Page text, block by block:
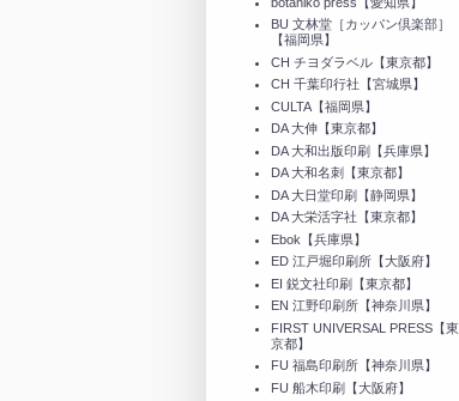
BU 文林堂［カッパン倶楽部］
【福岡県】
CH チヨダラベル【東京都】
CH 千葉印行社【宮城県】
CULTA【福岡県】
DA 大伸【東京都】
DA 大和出版印刷【兵庫県】
DA 大和名刺【東京都】
DA 大日堂印刷【静岡県】
DA 大栄活字社【東京都】
Ebok【兵庫県】
ED 江戸堀印刷所【大阪府】
EI 鋭文社印刷【東京都】
EN 江野印刷所【神奈川県】
FIRST UNIVERSAL PRESS【東
京都】
FU 福島印刷所【神奈川県】
FU 船木印刷【大阪府】